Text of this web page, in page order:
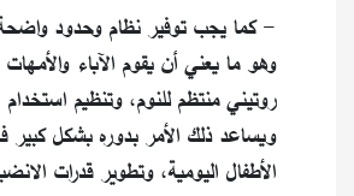
- كما يجب توفير نظام وحدود
وهو ما يعني أن يقوم الآباء
روتيني منتظم للنوم، وتنظيم استخدام
ويساعد ذلك الأمر بدوره بشكل كبير
الأطفال اليومية، وتطوير قدرات